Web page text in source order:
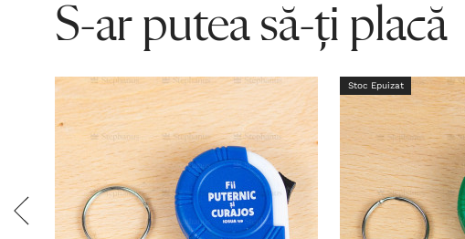
S-ar putea să-ți placă
Stoc Epuizat